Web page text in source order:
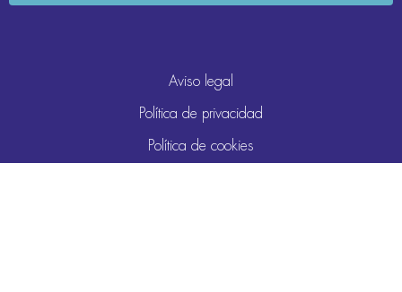
Aviso legal
Política de privacidad
Política de cookies